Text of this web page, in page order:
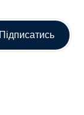
Підписатись